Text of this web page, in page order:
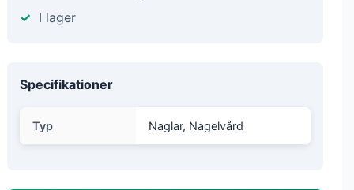
I lager
Specifikationer
Typ Naglar, Nagelvård